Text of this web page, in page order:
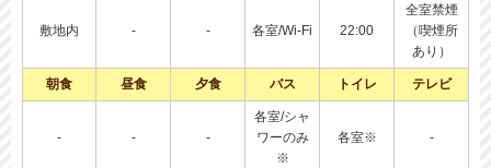
敷地内 - - 各室/Wi-Fi 22:00
全室禁煙
（喫煙所
あり）
朝食 昼食 夕食 バス トイレ テレビ
- - -
各室/シャ
ワーのみ
※
各室※ -